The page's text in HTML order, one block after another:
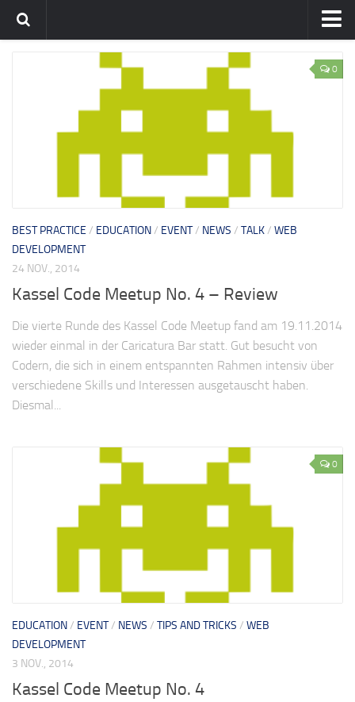
0
BEST PRACTICE / EDUCATION/ EVENT/ NEWS / TALK/ WEB
DEVELOPMENT
24 NOV., 2014
Kassel Code Meetup No. 4 – Review
Die vierte Runde des Kassel Code Meetup fand am 19.11.2014
wieder einmal in der Caricatura Bar statt. Gut besucht von
Codern, die sich in einem entspannten Rahmen intensiv über
verschiedene Skills und Interessen ausgetauscht haben.
Diesmal...
0
EDUCATION/ EVENT/ NEWS / TIPS AND TRICKS / WEB
DEVELOPMENT
3 NOV., 2014
Kassel Code Meetup No. 4